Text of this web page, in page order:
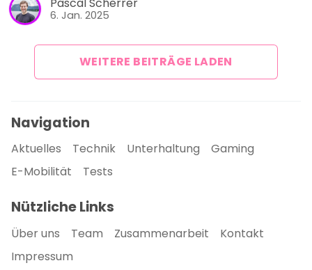
6. Jan. 2025
WEITERE BEITRÄGE LADEN
Navigation
Aktuelles Technik Unterhaltung
Gaming
E-Mobilität
Tests
Nützliche Links
Über uns Team Zusammenarbeit
Kontakt
Impressum